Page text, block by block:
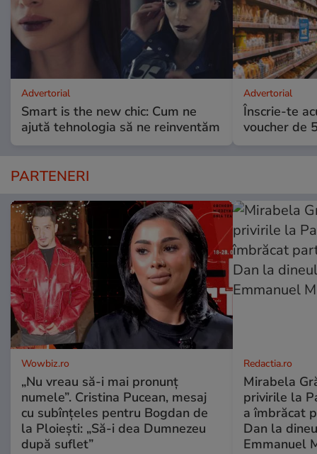
Advertorial
Smart is the new chic: Cum ne
ajută tehnologia să ne reinventăm
Advertorial
Înscrie-te
voucher de
PARTENERI
Wowbiz.ro
„Nu vreau să-i mai pronunț
numele”. Cristina Pucean, mesaj
cu subînțeles pentru Bogdan de
la Ploiești: „Să-i dea Dumnezeu
după suflet”
Redactia.ro
Mirabela
privirile la
a îmbrăcat
Dan la
Emmanuel